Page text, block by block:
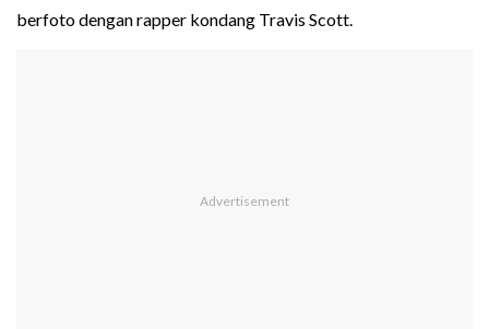
berfoto dengan rapper kondang Travis Scott.